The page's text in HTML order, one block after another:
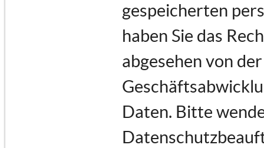
gespeicherten
haben Sie das
abgesehen von
Daten. Bitte